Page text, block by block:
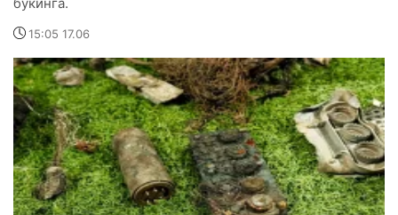
букинга.
15:05 17.06